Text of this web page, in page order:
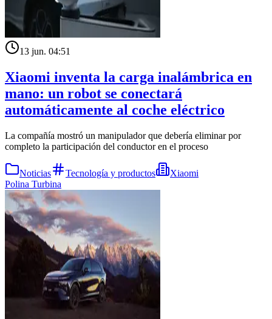
13 jun. 04:51
Xiaomi inventa la carga inalámbrica en
mano: un robot se conectará
automáticamente al coche eléctrico
La compañía mostró un manipulador que debería eliminar por
completo la participación del conductor en el proceso
Noticias Tecnología y productos
Xiaomi
Polina Turbina